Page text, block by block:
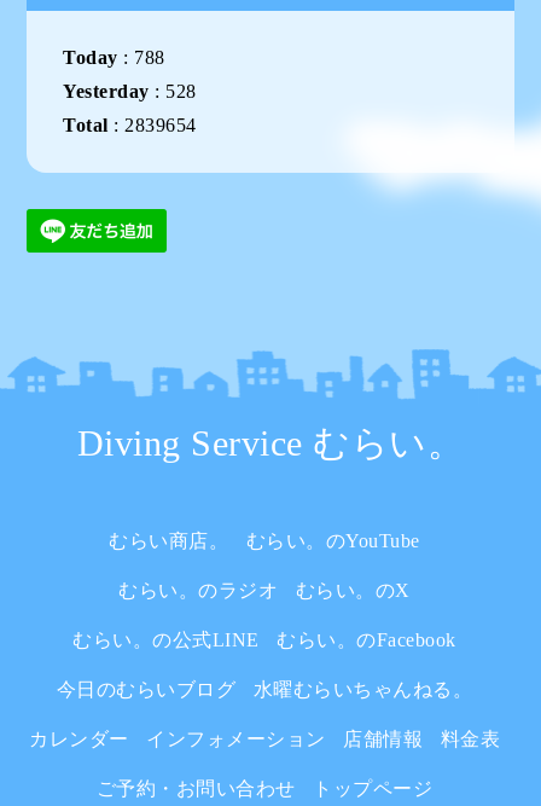
Today : 788
Yesterday : 528
Total : 2839654
Diving Service むらい。
むらい商店。 むらい。のYouTube
むらい。のラジオ むらい。のX
むらい。の公式LINE むらい。のFacebook
今日のむらいブログ 水曜むらいちゃんねる。
カレンダー インフォメーション 店舗情報 料金表
ご予約・お問い合わせ トップページ